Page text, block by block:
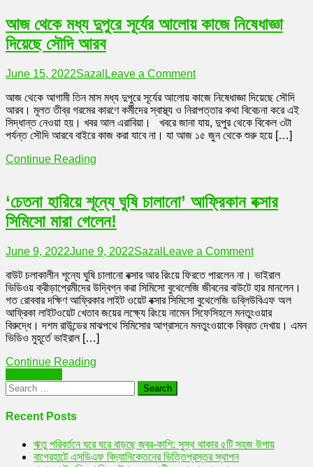
আজ থেকে মধ্য দুপুরে সূর্যের আলোয় কাজে নিষেধাজ্ঞা
দিয়েছে সৌদি আরব
June 15, 2022Sazal Leave a Commenton
থেকে
মধ্য
দুপুরে
সূর্যের
সৌদি
আরব
আজ থেকে আগামী তিন মাস মধ্য দুপুরে সূর্যের আলোয় কাজে নিষেধাজ্ঞা দিয়েছে সৌদি
আরব। মূলত তীব্র গরমের কারণে কর্মীদের স্বাস্থ্য ও নিরাপত্তার কথা বিবেচনা করে এই
সিদ্ধান্ত নেওয়া হয়। খবর আল এরাবিয়া। খবরে জানা যায়, দুপুর থেকে বিকেল ৩টা
পর্যন্ত সৌদি আরবে বাইরে কাজ করা যাবে না। যা আজ ১৫ জুন থেকে শুরু হয়ে […]
Continue Reading
‘চেতনা হারিয়ে শূন্যে ঘুষি চালানো’ আফ্রিকান বক্সার
সিমিসো মারা গেলেন!
June 9, 2022June 9, 2022Sazal Leave a Commenton
হারিয়ে
শূন্যে
ঘুষি
চালানো’
আফ্রিকান
বাউট চলাকালীন শূন্যে ঘুষি চালানো বক্সার আর রিংয়ে ফিরতে পারলেন না। ভাইরাল
ভিডিওয় ক্রীড়াপ্রেমীদের উদ্বিগ্ন করা সিমিসো বুথেলেজি জীবনের বাউটে হার মানলেন।
গত রোববার দক্ষিণ আফ্রিকার লাইট ওয়েট বক্সার সিমিসো বুথেলেজি ডব্লিউবিএফ অল
আফ্রিকা লাইটওয়েট খেতাব জয়ের লক্ষ্যে রিংয়ে নামেন সিফেসিহলে মনতুংওয়ার
বিরুদ্ধে। দশম রাউন্ডের মাঝপথে সিমিসোর আগ্রাসনে মনতুংওয়াকে বিব্রত দেখায়। এমন
ভিডিও মুহূর্তে ভাইরাল […]
Continue Reading
Posts
navigation
Search
for:
Recent Posts
ঋতু পরিবর্তনে ঘরে ঘরে বাড়ছে জ্বর-কাশি: সুস্থ থাকার ৫টি সহজ উপায়
বাগেরহাটে এসডিএফ বিদ্যানিকেতনের ভিত্তিপ্রস্তর স্থাপন